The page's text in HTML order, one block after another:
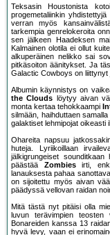
Teksasin Houstonista
progemetaliinkin
verran myös
tarkempia genrelokeroita
sen jälkeen Haadeksen
Kalmainen olotila ei ollut
alkuperäinen nelikko sai
pitkäsoiton äänitykset. Ja
Galactic Cowboys on liittynyt
Albumin käynnistys on
the Clouds löytyy aivan
monta kertaa tehokkaampi
silmään, haihduttaen
galaktiset lehmipojat
Ohareita napsuu
huteja. Lyriikoillaan
jälkigrungeiset
päästää Zombiesirti,
lanauksesta pahaa
on sijoitettu myös aivan
päädyssä vellovan raidan
Mitä tästä nyt pitäisi olla
luvun terävimpien
Bonareiden kanssa 13
hyvä levy, vaan ei